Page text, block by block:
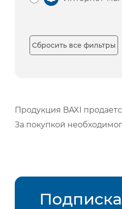
Сбросить все фильтры
Продукция BAXI
За покупкой
Подписка